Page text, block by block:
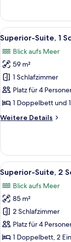
Suite,
Schlafzimmer,
Balkon
(Inland
View)
Alle
Fotos
für
Superior-
Suite,
1
Schlafzimmer,
Meerblick
8
Superior-Suite, 1
Blick aufs Meer
59 m²
1 Schlafzimmer
Platz für 4
1 Doppelbett und
Weitere Details
Weitere
Suite,
Schlafzimmer,
Balkon,
Meerblick
Alle
Fotos
für
Superior-
Suite,
2 Schlafzimmer,
Balkon
9
Superior-Suite, 2
Blick aufs Meer
85 m²
2 Schlafzimmer
Platz für 4
1 Doppelbett, 2